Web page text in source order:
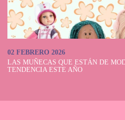
02 FEBRERO 2026
LAS MUÑECAS QUE ESTÁN DE
TENDENCIA ESTE AÑO